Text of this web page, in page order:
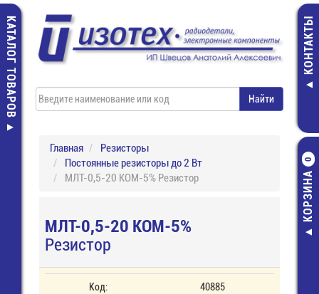
КАТАЛОГ ТОВАРОВ КОНТАКТЫ
КОРЗИНА
0
Главная
Резисторы
Постоянные резисторы до 2 Вт
МЛТ-0,5-20 КОМ-5% Резистор
МЛТ-0,5-20 КОМ-5%
Резистор
Код: 40885